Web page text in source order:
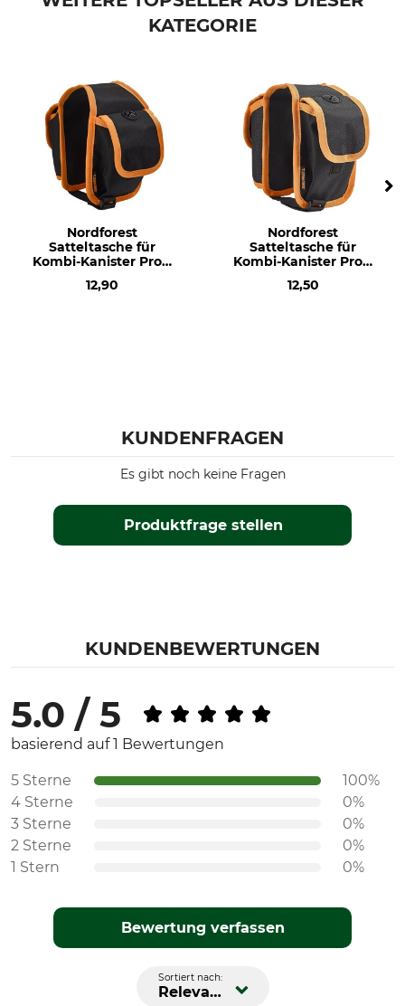
KATEGORIE
Nordforest
Satteltasche für
Kombi-Kanister Profi
12,90
Nordforest
Satteltasche für
Kombi-Kanister Profi
12,50
KUNDENFRAGEN
Produktfrage stellen
Es gibt noch keine Fragen
KUNDENBEWERTUNGEN
5.0 / 5
basierend auf 1 Bewertungen
5 Sterne
100%
4 Sterne
0%
3 Sterne
0%
2 Sterne
0%
1 Stern
0%
Bewertung verfassen
Sortiert nach:
Relevanz